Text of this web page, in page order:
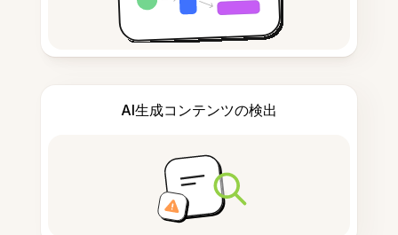
AI生成コンテンツの検出